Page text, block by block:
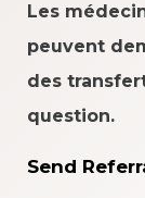
Les
peuvent
des
question.
Send